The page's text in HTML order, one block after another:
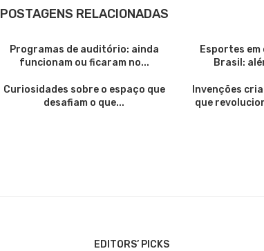
POSTAGENS RELACIONADAS
Programas de auditório: ainda
funcionam ou ficaram no...
Esportes
Brasil:
Curiosidades sobre o espaço que
desafiam o que...
Invenções
que
EDITORS’ PICKS